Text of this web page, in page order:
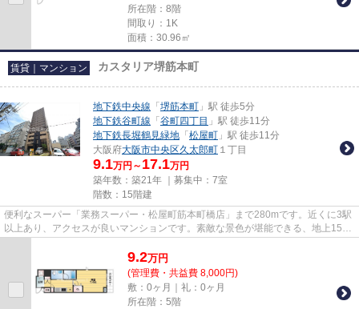
所在階：8階
間取り：1K
面積：30.96㎡
賃貸｜マンション カスタリア堺筋本町
地下鉄中央線 「 堺筋本町 」駅 徒歩5分
地下鉄谷町線 「 谷町四丁目 」駅 徒歩11分
地下鉄長堀鶴見緑地 「 松屋町 」駅 徒歩11分
大阪府大阪市中央区久太郎町 １丁目
9.1万円～ 17.1万円
築年数：築21年 ｜募集中： 7室
階数：15階建
便利なスーパー「業務スーパー・松屋町筋本町橋店」まで280mです。近くに3駅
以上あり、アクセスが良いマンションです。素敵な景色が堪能できる、地上15階
9.2万円
(管理費・共益費 8,000円)
敷：0ヶ月｜礼：0ヶ月
所在階：5階